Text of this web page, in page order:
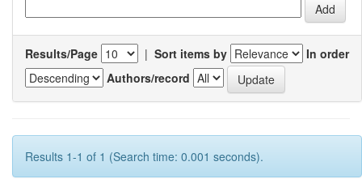
Results/Page | Sort items by
In order
Authors/record
Results 1-1 of 1 (Search time: 0.001 seconds).